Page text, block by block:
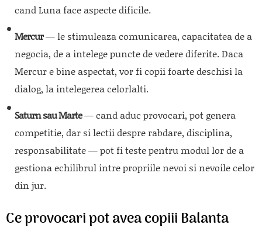
cand Luna face aspecte dificile.
Mercur— le stimuleaza comunicarea, capacitatea de a
negocia, de a intelege puncte de vedere diferite. Daca
Mercur e bine aspectat, vor fi copii foarte deschisi la
dialog, la intelegerea celorlalti.
Saturn sau Marte— cand aduc provocari, pot genera
competitie, dar si lectii despre rabdare, disciplina,
responsabilitate — pot fi teste pentru modul lor de a
gestiona echilibrul intre propriile nevoi si nevoile celor
din jur.
Ce provocari pot avea copiii Balanta